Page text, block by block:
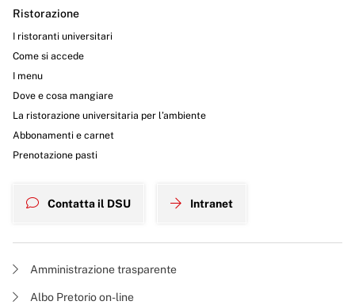
Ristorazione
I ristoranti universitari
Come si accede
I menu
Dove e cosa mangiare
La ristorazione universitaria per l’ambiente
Abbonamenti e carnet
Prenotazione pasti
Contatta il DSU Intranet
Amministrazione trasparente
Albo Pretorio on-line